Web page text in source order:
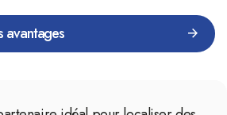
avantages